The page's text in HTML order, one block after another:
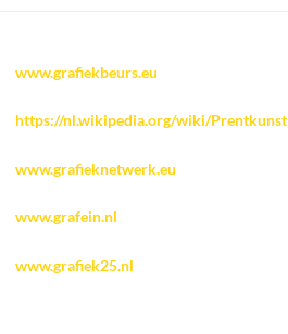
www.grafiekbeurs.eu
https://nl.wikipedia.org/wiki/Prentkunst
www.grafieknetwerk.eu
www.grafein.nl
www.grafiek25.nl